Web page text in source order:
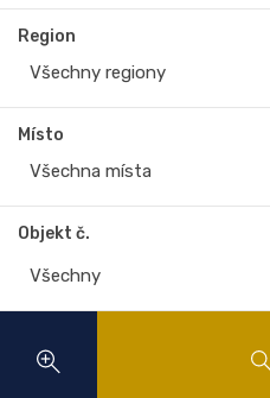
Region
Všechny regiony
Místo
Všechna místa
Objekt č.